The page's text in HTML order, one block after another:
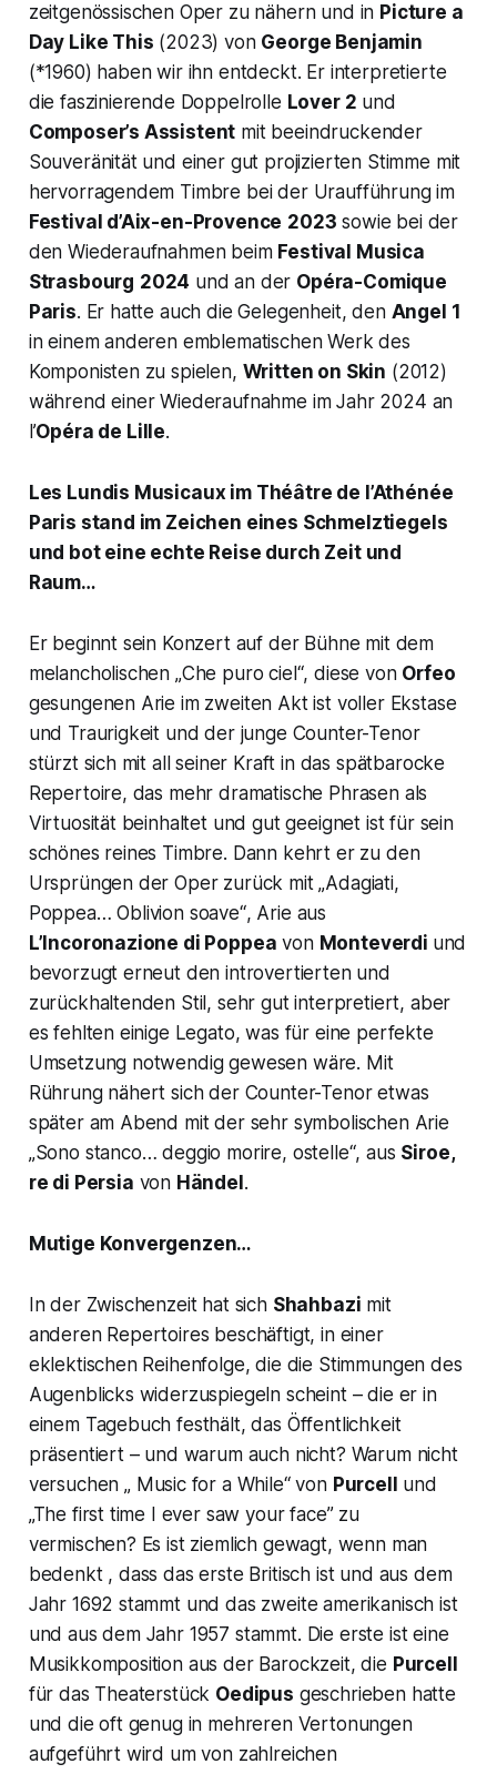
zeitgenössischen Oper zu nähern und in Picture a
Day Like This (2023) von George Benjamin
(*1960) haben wir ihn entdeckt. Er interpretierte
die faszinierende Doppelrolle Lover 2 und
Composer’s Assistent mit beeindruckender
Souveränität und einer gut projizierten Stimme mit
hervorragendem Timbre bei der Uraufführung im
Festival d’Aix-en-Provence 2023 sowie bei der
den Wiederaufnahmen beim Festival Musica
Strasbourg 2024 und an der Opéra-Comique
Paris. Er hatte auch die Gelegenheit, den Angel 1
in einem anderen emblematischen Werk des
Komponisten zu spielen, Written on Skin (2012)
während einer Wiederaufnahme im Jahr 2024 an
l’Opéra de Lille.
Les Lundis Musicaux im Théâtre de l’Athénée
Paris stand im Zeichen eines Schmelztiegels
und bot eine echte Reise durch Zeit und
Raum…
Er beginnt sein Konzert auf der Bühne mit dem
melancholischen „Che puro ciel“, diese von Orfeo
gesungenen Arie im zweiten Akt ist voller Ekstase
und Traurigkeit und der junge Counter-Tenor
stürzt sich mit all seiner Kraft in das spätbarocke
Repertoire, das mehr dramatische Phrasen als
Virtuosität beinhaltet und gut geeignet ist für sein
schönes reines Timbre. Dann kehrt er zu den
Ursprüngen der Oper zurück mit„Adagiati,
Poppea… Oblivion soave“, Arie aus
L’Incoronazione di Poppea von Monteverdi und
bevorzugt erneut den introvertierten und
zurückhaltenden Stil, sehr gut interpretiert, aber
es fehlten einige Legato, was für eine perfekte
Umsetzung notwendig gewesen wäre. Mit
Rührung nähert sich der Counter-Tenor etwas
später am Abend mit der sehr symbolischen Arie
„Sono stanco… deggio morire, ostelle“, aus Siroe,
re di Persia von Händel .
Mutige Konvergenzen…
In der Zwischenzeit hat sich Shahbazi mit
anderen Repertoires beschäftigt, in einer
eklektischen Reihenfolge, die die Stimmungen des
Augenblicks widerzuspiegeln scheint – die er in
einem Tagebuch festhält, das Öffentlichkeit
präsentiert – und warum auch nicht? Warum nicht
versuchen„ Music for a While“von Purcell
und
„The first time I ever saw your face”zu
vermischen? Es ist ziemlich gewagt, wenn man
bedenkt , dass das erste Britisch ist und aus dem
Jahr 1692 stammt und das zweite amerikanisch ist
und aus dem Jahr 1957 stammt. Die erste ist eine
Musikkomposition aus der Barockzeit, die Purcell
für das Theaterstück Oedipus geschrieben hatte
und die oft genug in mehreren Vertonungen
aufgeführt wird um von zahlreichen